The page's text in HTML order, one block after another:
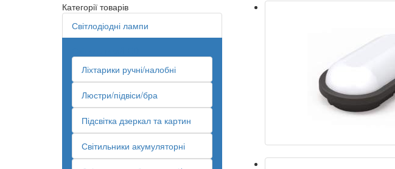
Категорії товарів
Світлодіодні лампи
Ліхтарики ручні/налобні
Люстри/підвіси/бра
Підсвітка дзеркал та картин
Світильники акумуляторні